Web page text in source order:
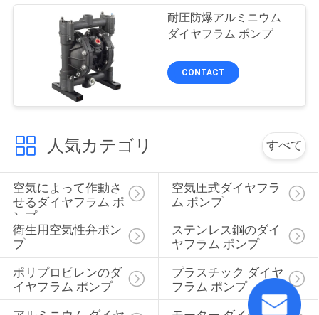
耐圧防爆アルミニウム
ダイヤフラム ポンプ
CONTACT
人気カテゴリ すべて
空気によって作動さ
せるダイヤフラム ポ
ンプ
空気圧式ダイヤフラ
ム ポンプ
衛生用空気性弁ポン
プ
ステンレス鋼のダイ
ヤフラム ポンプ
ポリプロピレンのダ
イヤフラム ポンプ
プラスチック ダイヤ
フラム ポンプ